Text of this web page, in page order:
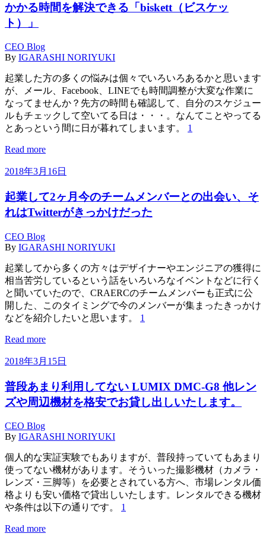
かかる時間を解決できる「biskett（ビスケッ
ト）」
CEO Blog
By IGARASHI NORIYUKI
起業した方の多くの悩みは個々でいろいろあるかと思います
が、メール、Facebook、LINEでも時間調整が大変な作業に
なってませんか？先方の時間も確認して、自分のスケジュー
ルもチェックして空いてる日は・・・。なんてことやってる
とあっという間に日が暮れてしまいます。 1
Read more
2018年3月16日
起業して2ヶ月今のチームメンバーとの出会い、そ
れはTwitterがきっかけだった
CEO Blog
By IGARASHI NORIYUKI
起業してから多くの方々はデザイナーやエンジニアの獲得に
相当苦労しているという話をいろいろなイベントなどに行く
と聞いていたので、CRAERCのチームメンバーも正式に公
開した、このタイミングで今のメンバーが集まったきっかけ
などを紹介したいと思います。 1
Read more
2018年3月15日
普段あまり利用してない LUMIX DMC-G8 他レン
ズや周辺機材を格安でお貸し出しいたします。
CEO Blog
By IGARASHI NORIYUKI
個人的な実証実験でもありますが、普段持っていてもあまり
使ってない機材があります。そういった撮影機材（カメラ・
レンズ・三脚等）を必要とされている方へ、市場レンタル価
格よりも安い価格で貸出しいたします。レンタルできる機材
や条件は以下の通りです。 1
Read more